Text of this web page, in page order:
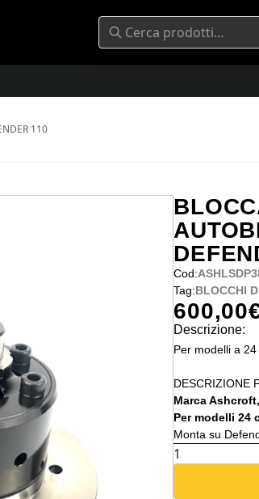
110
Cod:
Tag:BLOCCHI
600,00
Descrizione:
Per modelli a
DESCRIZIONE
Marca
Per modelli 24
Monta su
BLOCCAGGIO